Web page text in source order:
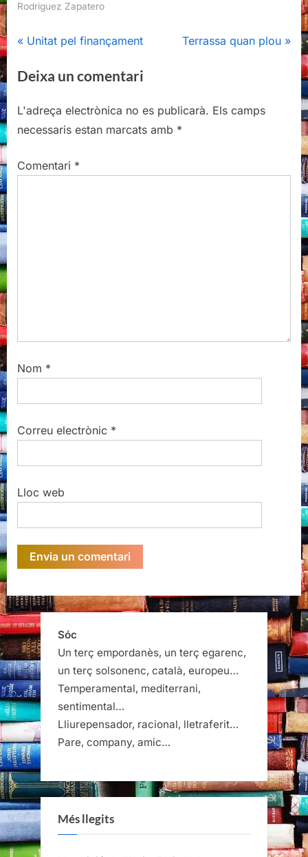
Rodriguez Zapatero
Navegació
d'entrades
P
e
i
o
s
Unitat pel finançament
N
P
t
Terrassa quan plou
Deixa un comentari
L'adreça electrònica no es publicarà. Els camps
necessaris estan marcats amb *
Comentari *
Nom *
Correu electrònic *
Lloc web
Sóc
Un terç empordanès, un terç egarenc,
un terç solsonenc, català, europeu…
Temperamental, mediterrani,
sentimental…
Lliurepensador, racional, lletraferit…
Pare, company, amic…
Més llegits